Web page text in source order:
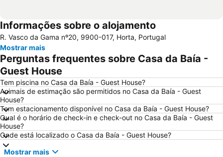
Informações sobre o alojamento
R. Vasco da Gama nº20, 9900-017, Horta, Portugal
Mostrar mais
Perguntas frequentes sobre Casa da Baía -
Guest House
Tem piscina no Casa da Baía - Guest House?
Animais de estimação são permitidos no Casa da Baía - Guest
House?
Tem estacionamento disponível no Casa da Baía - Guest House?
Qual é o horário de check-in e check-out no Casa da Baía - Guest
House?
Onde está localizado o Casa da Baía - Guest House?
Mostrar mais